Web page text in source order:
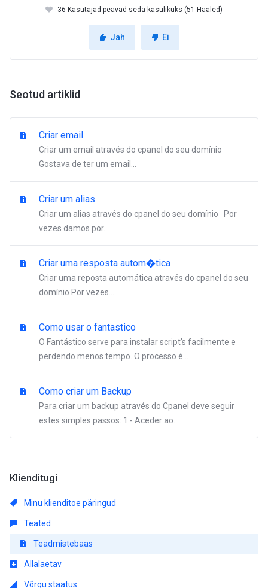
36 Kasutajad peavad seda kasulikuks (51 Hääled)
Jah Ei
Seotud artiklid
Criar email
Criar um email através do cpanel do seu domínio
Gostava de ter um email...
Criar um alias
Criar um alias através do cpanel do seu domínio Por
vezes damos por...
Criar uma resposta autom�tica
Criar uma reposta automática através do cpanel do seu
domínio Por vezes...
Como usar o fantastico
O Fantástico serve para instalar script’s facilmente e
perdendo menos tempo. O processo é...
Como criar um Backup
Para criar um backup através do Cpanel deve seguir
estes simples passos: 1 - Aceder ao...
Klienditugi
Minu klienditoe päringud
Teated
Teadmistebaas
Allalaetav
Võrgu staatus